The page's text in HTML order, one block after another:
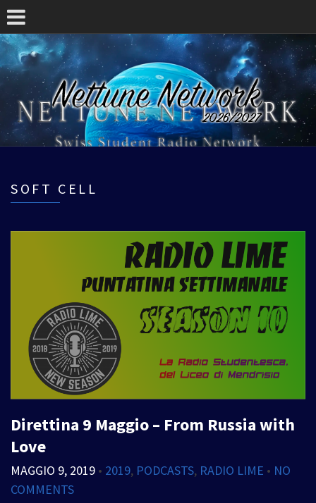
SOFT CELL
Direttina 9 Maggio – From Russia with
Love
MAGGIO 9, 2019 • 2019, PODCASTS, RADIO LIME • NO
COMMENTS